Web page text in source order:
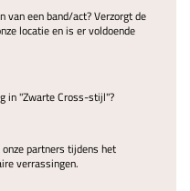
van een band/act? Verzorgt de
locatie en is er voldoende
in "Zwarte Cross-stijl"?
partners tijdens het
verrassingen.